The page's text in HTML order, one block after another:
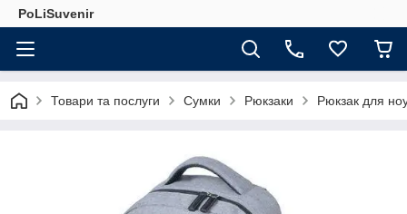
PoLiSuvenir
Товари та послуги Сумки Рюкзаки Рюкзак для